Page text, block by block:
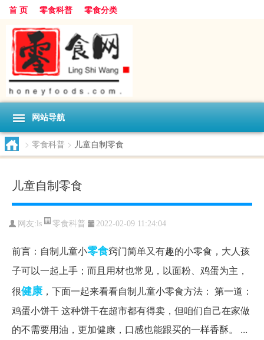
首 页 零食科普 零食分类
网站导航
> 零食科普 > 儿童自制零食
儿童自制零食
网友:ls 零食科普 2022-02-09 11:24:04
前言：自制儿童小零食窍门简单又有趣的小零食，大人孩
子可以一起上手；而且用材也常见，以面粉、鸡蛋为主，
很健康，下面一起来看看自制儿童小零食方法： 第一道：
鸡蛋小饼干 这种饼干在超市都有得卖，但咱们自己在家做
的不需要用油，更加健康，口感也能跟买的一样香酥。 ...